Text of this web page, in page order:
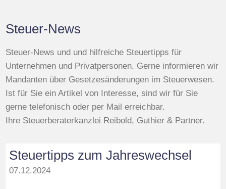
Steuer-News
Steuer-News und und hilfreiche Steuertipps für
Unternehmen und Privatpersonen. Gerne informieren wir
Mandanten über Gesetzesänderungen im Steuerwesen.
Ist für Sie ein Artikel von Interesse, sind wir für Sie
gerne telefonisch oder per Mail erreichbar.
Ihre Steuerberaterkanzlei Reibold, Guthier & Partner.
Steuertipps zum Jahreswechsel
07.12.2024